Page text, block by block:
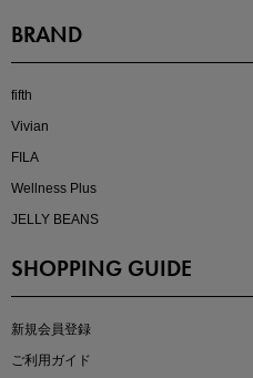
kokoさんセレクト
今季の注目アイテムをご紹介
BRAND
fifth
Vivian
FILA
Wellness Plus
JELLY BEANS
SHOPPING GUIDE
新規会員登録
ご利用ガイド